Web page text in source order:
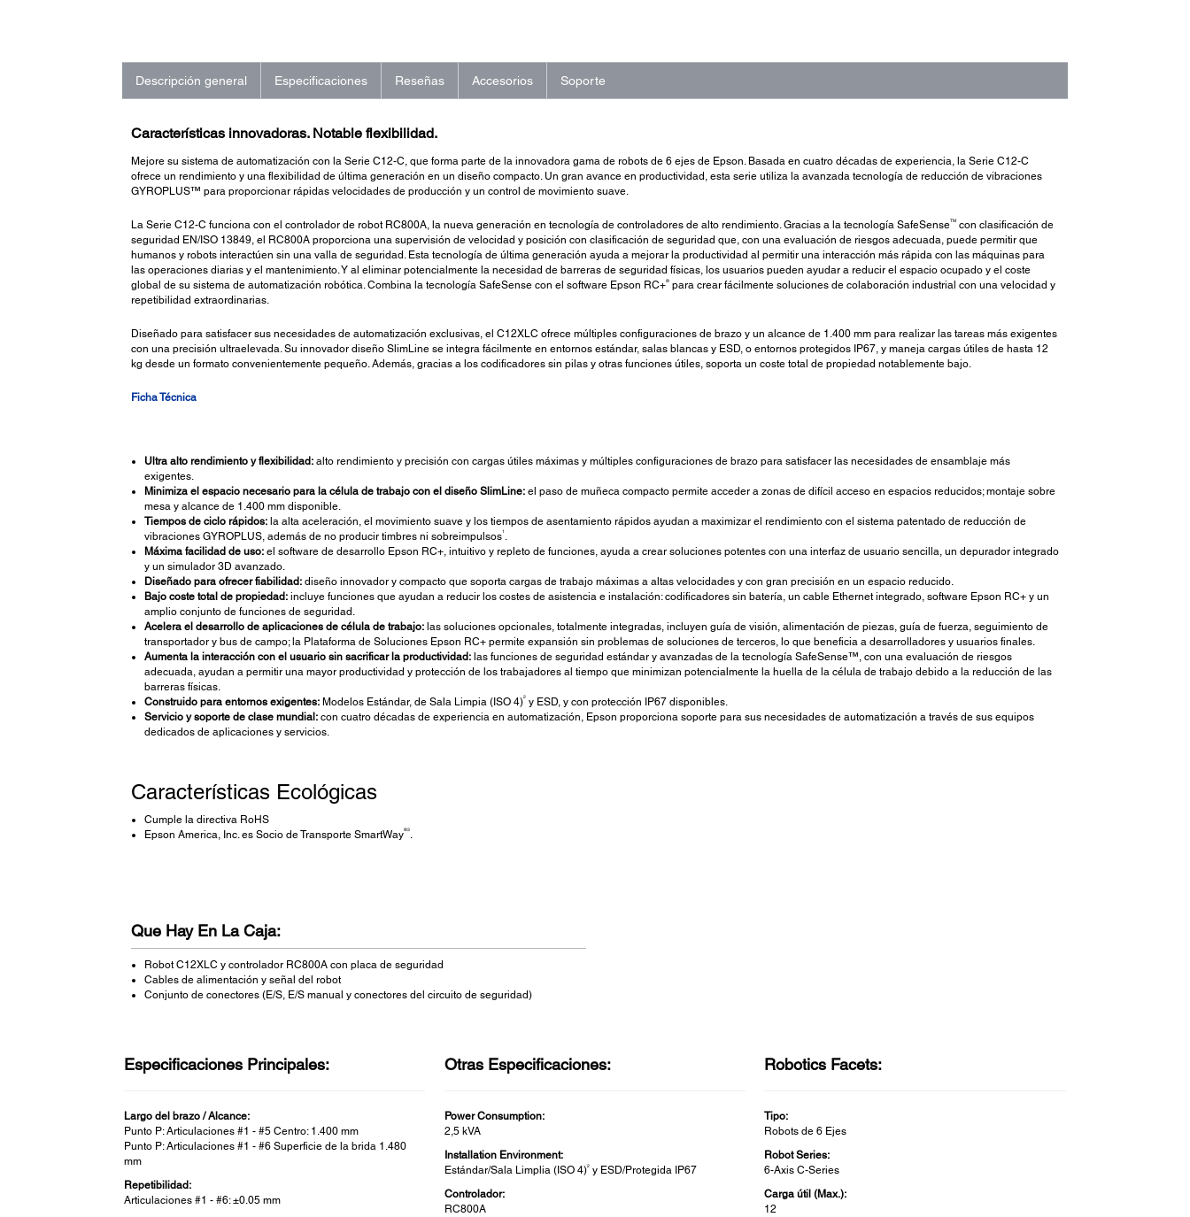
Descripción general Especificaciones Reseñas Accesorios Soporte
Características innovadoras. Notable flexibilidad.
Mejore su sistema de automatización con la Serie C12-C, que forma parte de la innovadora gama de robots de 6 ejes de Epson. Basada en cuatro décadas de experiencia, la Serie C12-C
ofrece un rendimiento y una flexibilidad de última generación en un diseño compacto. Un gran avance en productividad, esta serie utiliza la avanzada tecnología de reducción de vibraciones
GYROPLUS™ para proporcionar rápidas velocidades de producción y un control de movimiento suave.
La Serie C12-C funciona con el controlador de robot RC800A, la nueva generación en tecnología de controladores de alto rendimiento. Gracias a la tecnología SafeSenseTMcon clasificación de
seguridad EN/ISO 13849, el RC800A proporciona una supervisión de velocidad y posición con clasificación de seguridad que, con una evaluación de riesgos adecuada, puede permitir que
humanos y robots interactúen sin una valla de seguridad. Esta tecnología de última generación ayuda a mejorar la productividad al permitir una interacción más rápida con las máquinas para
las operaciones diarias y el mantenimiento. Y al eliminar potencialmente la necesidad de barreras de seguridad físicas, los usuarios pueden ayudar a reducir el espacio ocupado y el coste
global de su sistema de automatización robótica. Combina la tecnología SafeSense con el software Epson RC+®para crear fácilmente soluciones de colaboración industrial con una velocidad y
repetibilidad extraordinarias.
Diseñado para satisfacer sus necesidades de automatización exclusivas, el C12XLC ofrece múltiples configuraciones de brazo y un alcance de 1.400 mm para realizar las tareas más exigentes
con una precisión ultraelevada. Su innovador diseño SlimLine se integra fácilmente en entornos estándar, salas blancas y ESD, o entornos protegidos IP67, y maneja cargas útiles de hasta 12
kg desde un formato convenientemente pequeño. Además, gracias a los codificadores sin pilas y otras funciones útiles, soporta un coste total de propiedad notablemente bajo.
Ficha Técnica
Ultra alto rendimiento y flexibilidad:alto rendimiento y precisión con cargas útiles máximas y múltiples configuraciones de brazo para satisfacer las necesidades de ensamblaje más
exigentes.
Minimiza el espacio necesario para la célula de trabajo con el diseño SlimLine:el paso de muñeca compacto permite acceder a zonas de difícil acceso en espacios reducidos; montaje sobre
mesa y alcance de 1.400 mm disponible.
Tiempos de ciclo rápidos:la alta aceleración, el movimiento suave y los tiempos de asentamiento rápidos ayudan a maximizar el rendimiento con el sistema patentado de reducción de
vibraciones GYROPLUS, además de no producir timbres ni sobreimpulsos1 .
Máxima facilidad de uso:el software de desarrollo Epson RC+, intuitivo y repleto de funciones, ayuda a crear soluciones potentes con una interfaz de usuario sencilla, un depurador integrado
y un simulador 3D avanzado.
Diseñado para ofrecer fiabilidad:diseño innovador y compacto que soporta cargas de trabajo máximas a altas velocidades y con gran precisión en un espacio reducido.
Bajo coste total de propiedad:incluye funciones que ayudan a reducir los costes de asistencia e instalación: codificadores sin batería, un cable Ethernet integrado, software Epson RC+ y un
amplio conjunto de funciones de seguridad.
Acelera el desarrollo de aplicaciones de célula de trabajo:las soluciones opcionales, totalmente integradas, incluyen guía de visión, alimentación de piezas, guía de fuerza, seguimiento de
transportador y bus de campo; la Plataforma de Soluciones Epson RC+ permite expansión sin problemas de soluciones de terceros, lo que beneficia a desarrolladores y usuarios finales.
Aumenta la interacción con el usuario sin sacrificar la productividad:las funciones de seguridad estándar y avanzadas de la tecnología SafeSense™, con una evaluación de riesgos
adecuada, ayudan a permitir una mayor productividad y protección de los trabajadores al tiempo que minimizan potencialmente la huella de la célula de trabajo debido a la reducción de las
barreras físicas.
Construido para entornos exigentes:Modelos Estándar, de Sala Limpia (ISO 4)2y ESD, y con protección IP67 disponibles.
Servicio y soporte de clase mundial:con cuatro décadas de experiencia en automatización, Epson proporciona soporte para sus necesidades de automatización a través de sus equipos
dedicados de aplicaciones y servicios.
Características Ecológicas
Cumple la directiva RoHS
Epson America, Inc. es Socio de Transporte SmartWay ®3.
Que Hay En La Caja:
Robot C12XLC y controlador RC800A con placa de seguridad
Cables de alimentación y señal del robot
Conjunto de conectores (E/S, E/S manual y conectores del circuito de seguridad)
Especificaciones Principales:
Largo del brazo / Alcance:
Punto P: Articulaciones #1 - #5 Centro: 1.400 mm
Punto P: Articulaciones #1 - #6 Superficie de la brida 1.480
mm
Repetibilidad:
Articulaciones #1 - #6: ±0.05 mm
Otras Especificaciones:
Power Consumption:
2,5 kVA
Installation Environment:
Estándar/Sala Limplia (ISO 4)2y ESD/Protegida IP67
Controlador:
RC800A
Robotics Facets:
Tipo:
Robots de 6 Ejes
Robot Series:
6-Axis C-Series
Carga útil (Max.):
12